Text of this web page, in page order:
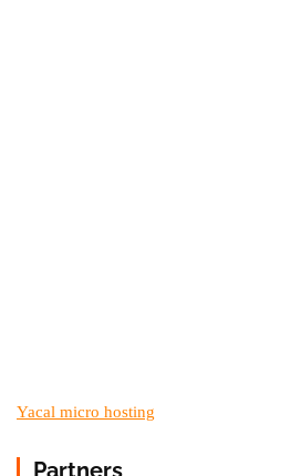
Yacal micro hosting
Partners